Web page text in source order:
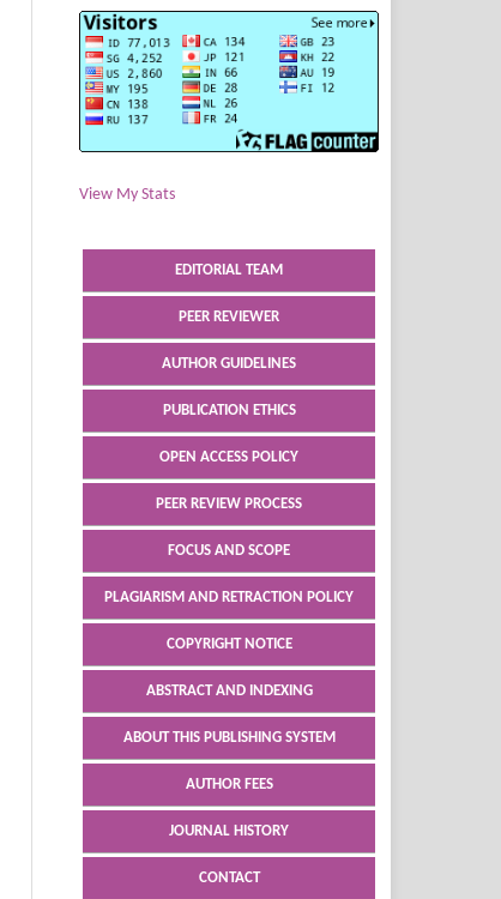
View My Stats
EDITORIAL TEAM
PEER REVIEWER
AUTHOR GUIDELINES
PUBLICATION ETHICS
OPEN ACCESS POLICY
PEER REVIEW PROCESS
FOCUS AND SCOPE
PLAGIARISM AND RETRACTION POLICY
COPYRIGHT NOTICE
ABSTRACT AND INDEXING
ABOUT THIS PUBLISHING SYSTEM
AUTHOR FEES
JOURNAL HISTORY
CONTACT